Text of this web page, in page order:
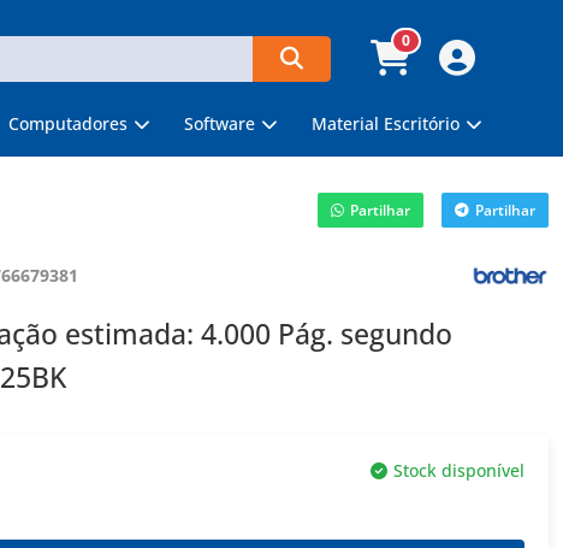
0
Computadores Software Material Escritório
Partilhar Partilhar
estimada: 4.000 Pág. segundo
Stock disponível